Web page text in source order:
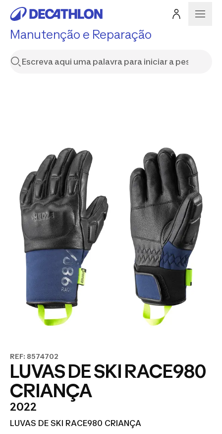
Manutenção e Reparação
REF: 8574702
LUVAS DE SKI RACE980
CRIANÇA
2022
LUVAS DE SKI RACE980 CRIANÇA